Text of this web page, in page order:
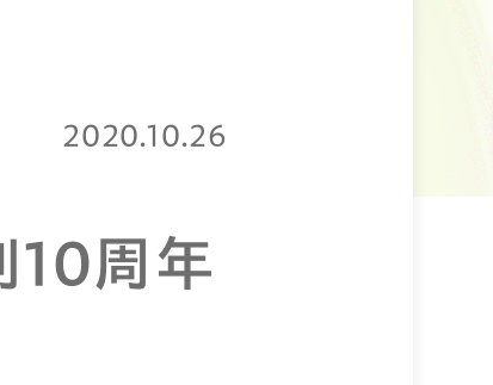
2020.10.26
10周年